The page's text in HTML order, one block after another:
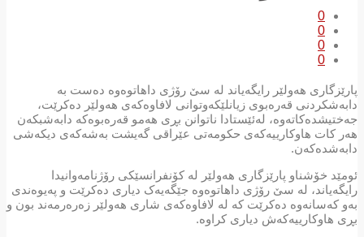
0
0
0
0
پارێزگاری هەولێر رایگەیاند لە سێ رۆژی داهاتوەوە دەست بە
دابەشکردنی قەرەبوی زیانلێکەوتوانی لافاوەکەی هەولێر دەکرێت،
جەختیشدەکاتەوە، لەئێستادا ناتوانن بڕی هەمو قەرەبوەکە دابەشبکەن
هەر کات هاوکارییەکەی حکومەتی عێراقی گەیشت بەشەکەی دیکەشی
دابەشدەکەن.
ئومێد خۆشناو پارێزگاری هەولێر لە کۆنفرانسێکی رۆژنامەوانیدا
رایگەیاند، لە سێ رۆژی داهاتوەوە جێگەیەک دیاری دەکرێت و پەیوەندی
بەو کەسانەوە دەکرێت کە لە لافاوەکەی شاری هەولێر زەرەرمەند بون و
بڕی هاوکارییەکەش دیاری کراوە.